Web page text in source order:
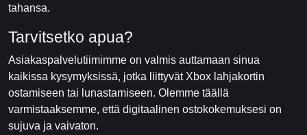
tahansa.
Tarvitsetko apua?
Asiakaspalvelutiimimme on valmis auttamaan sinua
kaikissa kysymyksissä, jotka liittyvät Xbox lahjakortin
ostamiseen tai lunastamiseen. Olemme täällä
varmistaaksemme, että digitaalinen ostokokemuksesi on
sujuva ja vaivaton.